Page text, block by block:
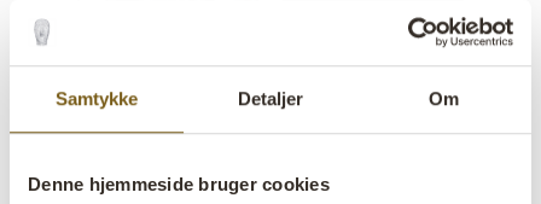
Samtykke Detaljer Om
Denne hjemmeside bruger cookies